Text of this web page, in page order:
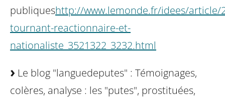
publiqueshttp://www.lemonde.fr/idees/article/
tournant-reactionnaire-et-
nationaliste_3521322_3232.html
Le blog "languedeputes" : Témoignages,
colères, analyse : les "putes", prostituées,